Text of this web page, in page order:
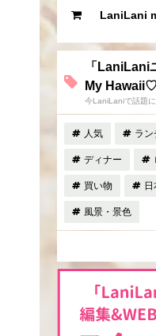
LaniLani
「LaniLani
My
今LaniLaniで話題
人気 ラン
ディナー
買い物
風景・景色